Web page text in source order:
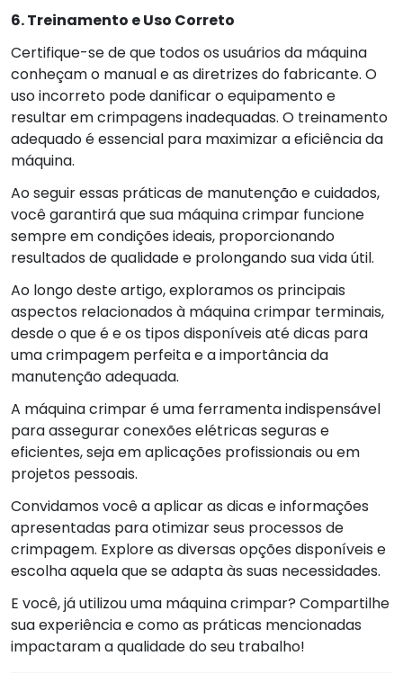
6. Treinamento e Uso Correto
Certifique-se de que todos os usuários da máquina
conheçam o manual e as diretrizes do fabricante. O
uso incorreto pode danificar o equipamento e
resultar em crimpagens inadequadas. O treinamento
adequado é essencial para maximizar a eficiência da
máquina.
Ao seguir essas práticas de manutenção e cuidados,
você garantirá que sua máquina crimpar funcione
sempre em condições ideais, proporcionando
resultados de qualidade e prolongando sua vida útil.
Ao longo deste artigo, exploramos os principais
aspectos relacionados à máquina crimpar terminais,
desde o que é e os tipos disponíveis até dicas para
uma crimpagem perfeita e a importância da
manutenção adequada.
A máquina crimpar é uma ferramenta indispensável
para assegurar conexões elétricas seguras e
eficientes, seja em aplicações profissionais ou em
projetos pessoais.
Convidamos você a aplicar as dicas e informações
apresentadas para otimizar seus processos de
crimpagem. Explore as diversas opções disponíveis e
escolha aquela que se adapta às suas necessidades.
E você, já utilizou uma máquina crimpar? Compartilhe
sua experiência e como as práticas mencionadas
impactaram a qualidade do seu trabalho!